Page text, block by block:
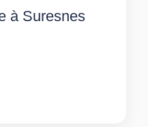
à Suresnes